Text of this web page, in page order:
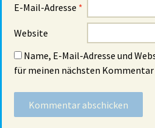
E-Mail-Adresse *
Website
Name, E-Mail-Adresse und
für meinen nächsten Kommentar